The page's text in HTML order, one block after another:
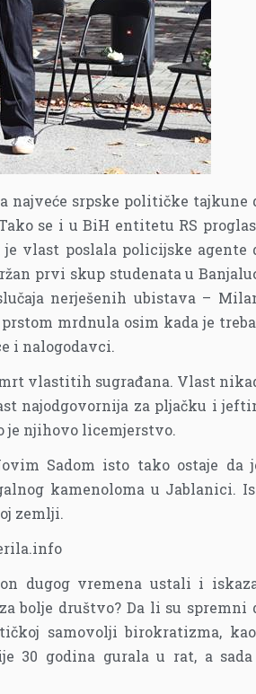
najveće srpske političke tajkune
se i u BiH entitetu RS
vlast poslala policijske agente
prvi skup studenata u
nerješenih ubistava –
mrdnula osim kada je
i nalogodavci.
vlastitih sugrađana. Vlast
najodgovornija za pljačku i
je njihovo licemjerstvo.
Sadom isto tako ostaje da
kamenoloma u Jablanici.
zemlji.
dugog vremena ustali i
bolje društvo? Da li su spremni
samovolji birokratizma,
30 godina gurala u rat, a